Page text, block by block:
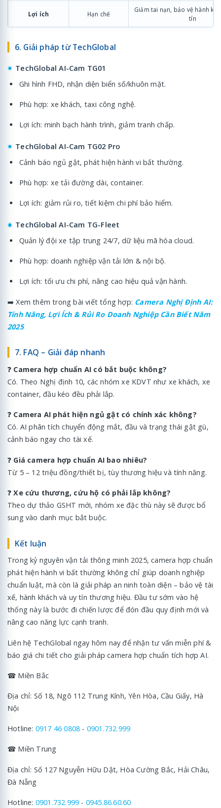
Lợi ích Hạn chế
Giảm tai nạn, bảo vệ hành
tín
6. Giải pháp từ TechGlobal
TechGlobal AI-Cam TG01
Ghi hình FHD, nhận diện biển số/khuôn mặt.
Phù hợp: xe khách, taxi công nghệ.
Lợi ích: minh bạch hành trình, giảm tranh chấp.
TechGlobal AI-Cam TG02 Pro
Cảnh báo ngủ gật, phát hiện hành vi bất thường.
Phù hợp: xe tải đường dài, container.
Lợi ích: giảm rủi ro, tiết kiệm chi phí bảo hiểm.
TechGlobal AI-Cam TG-Fleet
Quản lý đội xe tập trung 24/7, dữ liệu mã hóa cloud.
Phù hợp: doanh nghiệp vận tải lớn & nội bộ.
Lợi ích: tối ưu chi phí, nâng cao hiệu quả vận hành.
➡️ Xem thêm trong bài viết tổng hợp: Camera Nghị Định AI:
Tính Năng, Lợi Ích & Rủi Ro Doanh Nghiệp Cần Biết Năm
2025
7. FAQ – Giải đáp nhanh
❓ Camera hợp chuẩn AI có bắt buộc không?
Có. Theo Nghị định 10, các nhóm xe KDVT như xe khách, xe
container, đầu kéo đều phải lắp.
❓ Camera AI phát hiện ngủ gật có chính xác không?
Có. AI phân tích chuyển động mắt, đầu và trạng thái gật gù,
cảnh báo ngay cho tài xế.
❓ Giá camera hợp chuẩn AI bao nhiêu?
Từ 5 – 12 triệu đồng/thiết bị, tùy thương hiệu và tính năng.
❓Xe cứu thương, cứu hộ có phải lắp không?
Theo dự thảo GSHT mới, nhóm xe đặc thù này sẽ được bổ
sung vào danh mục bắt buộc.
Kết luận
Trong kỷ nguyên vận tải thông minh 2025, camera hợp chuẩn
phát hiện hành vi bất thường không chỉ giúp doanh nghiệp
chuẩn luật, mà còn là giải pháp an ninh toàn diện – bảo vệ tài
xế, hành khách và uy tín thương hiệu. Đầu tư sớm vào hệ
thống này là bước đi chiến lược để đón đầu quy định mới và
nâng cao năng lực cạnh tranh.
Liên hệ TechGlobal ngay hôm nay để nhận tư vấn miễn phí &
báo giá chi tiết cho giải pháp camera hợp chuẩn tích hợp AI.
☎ Miền Bắc
Địa chỉ: Số 18, Ngõ 112 Trung Kính, Yên Hòa, Cầu Giấy, Hà
Nội
Hotline: 0917 46 0808 - 0901.732.999
☎ Miền Trung
Địa chỉ: Số 127 Nguyễn Hữu Dật, Hòa Cường Bắc, Hải Châu,
Đà Nẵng
Hotline: 0901.732.999 - 0945.86.60.60